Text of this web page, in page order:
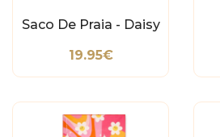
Saco De Praia - Daisy
19.95€